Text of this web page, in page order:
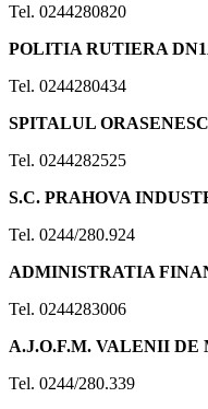
Tel. 0244280820
POLITIA RUTIERA
Tel. 0244280434
SPITALUL ORASENESC
Tel. 0244282525
S.C. PRAHOVA
Tel. 0244/280.924
ADMINISTRATIA
Tel. 0244283006
A.J.O.F.M. VALENII DE
Tel. 0244/280.339